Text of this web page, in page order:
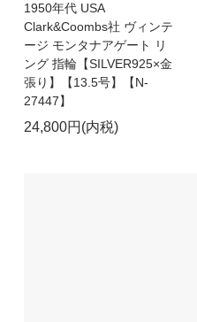
1950年代 USA
Clark&Coombs社 ヴィンテ
ージ モンタナアゲート リ
ング 指輪【SILVER925×金
張り】【13.5号】【N-
27447】
24,800円(内税)